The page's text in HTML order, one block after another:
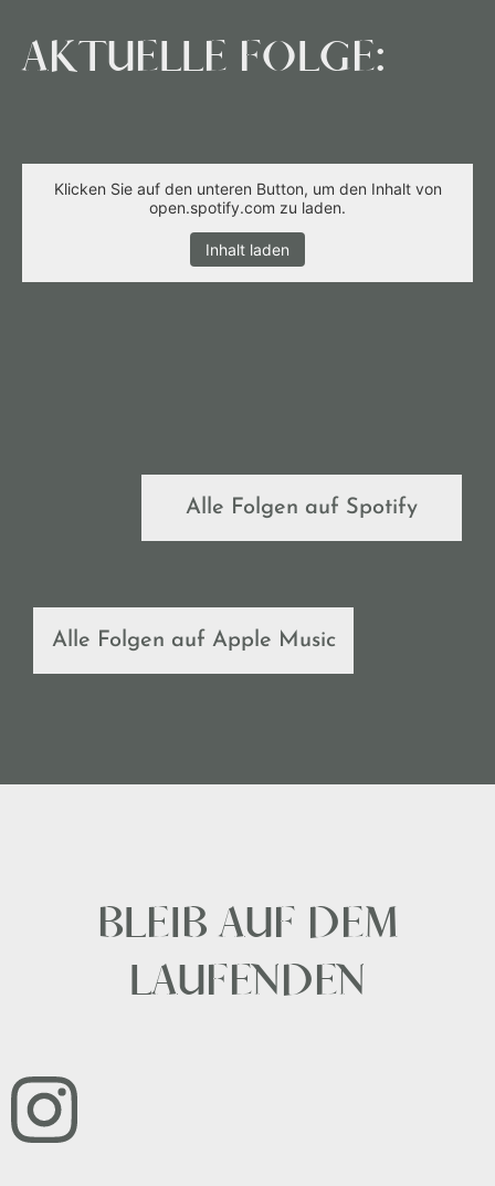
AKTUELLE FOLGE:
Klicken Sie auf den unteren Button, um den Inhalt von
open.spotify.com zu laden.
Inhalt laden
Alle Folgen auf Spotify
Alle Folgen auf Apple Music
BLEIB AUF DEM
LAUFENDEN